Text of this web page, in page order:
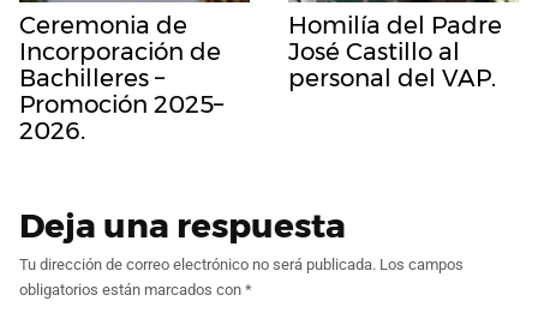
Ceremonia de
Incorporación de
Bachilleres –
Promoción 2025–
2026.
Homilía del Padre
José Castillo al
personal del VAP.
Deja una respuesta
Tu dirección de correo electrónico no será publicada. Los campos
obligatorios están marcados con *